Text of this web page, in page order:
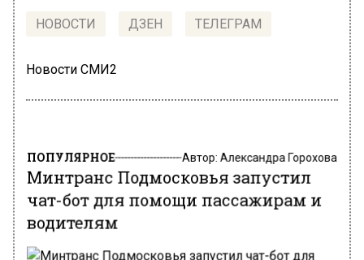
НОВОСТИ ДЗЕН ТЕЛЕГРАМ
Новости СМИ2
ПОПУЛЯРНОЕ Автор: Александра Горохова
Минтранс Подмосковья запустил
чат-бот для помощи пассажирам и
водителям